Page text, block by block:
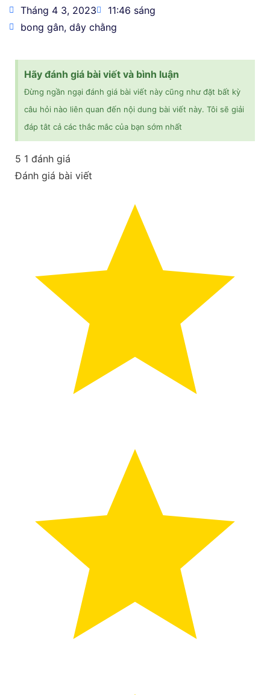
Tháng 4 3, 2023
11:46 sáng
bong gân, dây chằng
Hãy đánh giá bài viết và bình luận
Đừng ngần ngại đánh giá bài viết này cũng như đặt bất kỳ
câu hỏi nào liên quan đến nội dung bài viết này. Tôi sẽ giải
đáp tât cả các thắc mắc của bạn sớm nhất
5 1 đánh giá
Đánh giá bài viết